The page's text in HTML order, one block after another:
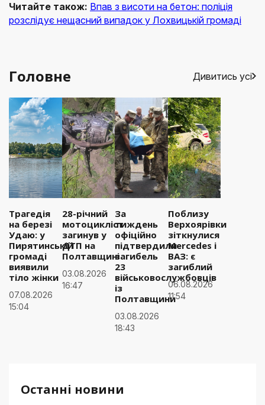
Читайте також: Впав з висоти на бетон: поліція
розслідує нещасний випадок у Лохвицькій громаді
Останні новини
Головне Дивитись усі
Трагедія
на березі
Удаю: у
Пирятинській
громаді
виявили
тіло жінки
07.08.2026
15:04
28-річний
мотоцикліст
загинув у
ДТП на
Полтавщині
03.08.2026
16:47
За
тиждень
офіційно
підтвердили
загибель
23
військовослужбовців
із
Полтавщини
03.08.2026
18:43
Поблизу
Верхоярівки
зіткнулися
Mercedes і
ВАЗ: є
загиблий
06.08.2026
11:54